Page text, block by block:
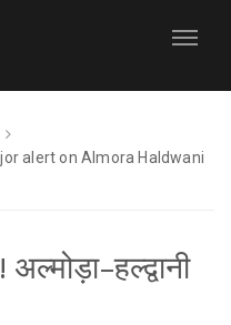
alert on Almora Haldwani